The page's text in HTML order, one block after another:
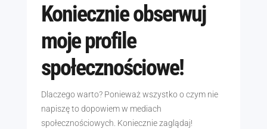
Koniecznie obserwuj
moje profile
społecznościowe!
Dlaczego warto? Ponieważ wszystko o czym nie
napiszę to dopowiem w mediach
społecznościowych. Koniecznie zaglądaj!